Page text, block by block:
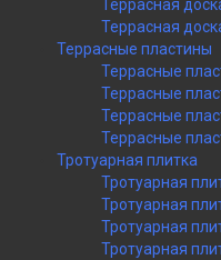
Террасная
Террасная
Террасные пластины
Террасные
Террасные
Террасные
Террасные
Тротуарная плитка
Тротуарная
Тротуарная
Тротуарная
Тротуарная